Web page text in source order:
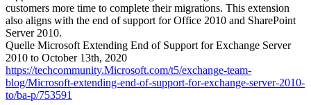
customers more time to complete their migrations. This extension
also aligns with the end of support for Office 2010 and SharePoint
Server 2010.
Quelle Microsoft Extending End of Support for Exchange Server
2010 to October 13th, 2020
https://techcommunity.Microsoft.com/t5/exchange-team-
blog/Microsoft-extending-end-of-support-for-exchange-server-2010-
to/ba-p/753591